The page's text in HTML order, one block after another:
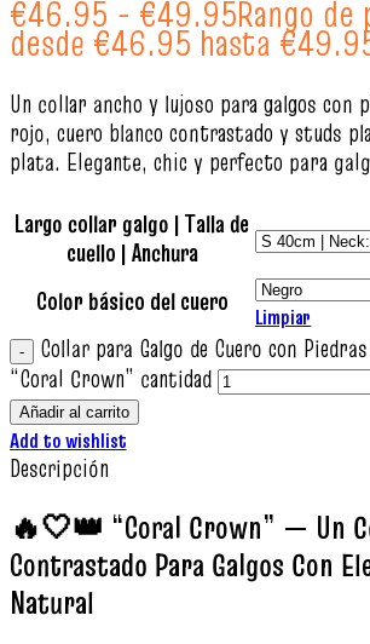
€46.95 - €49.95Rango
desde €46.95 hasta
Un collar ancho y lujoso para galgos con
rojo, cuero blanco contrastado y studs
plata. Elegante, chic y perfecto para
Largo collar galgo | Talla de
cuello | Anchura
Color básico del cuero
Limpiar
Collar para Galgo de Cuero con
“Coral Crown” cantidad
Añadir al carrito
Add to wishlist
Descripción
🔥🤍👑 “Coral Crown” — Un
Contrastado Para Galgos Con
Natural